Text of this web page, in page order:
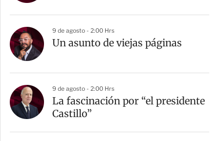
9 de agosto - 2:00 Hrs
Un asunto de viejas páginas
9 de agosto - 2:00 Hrs
La fascinación por “el presidente
Castillo”